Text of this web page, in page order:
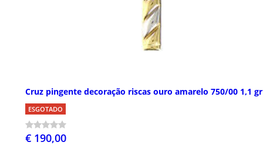
Cruz pingente decoração riscas ouro amarelo 750/00 1,1 gr
ESGOTADO
€ 190,00